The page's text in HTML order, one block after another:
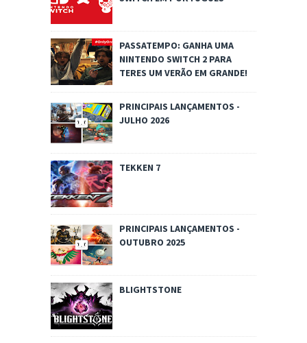
PASSATEMPO: GANHA UMA
NINTENDO SWITCH 2 PARA
TERES UM VERÃO EM GRANDE!
PRINCIPAIS LANÇAMENTOS -
JULHO 2026
TEKKEN 7
PRINCIPAIS LANÇAMENTOS -
OUTUBRO 2025
BLIGHTSTONE